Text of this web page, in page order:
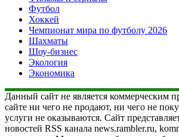
Футбол
Хоккей
Чемпионат мира по футболу 2026
Шахматы
Шоу-бизнес
Экология
Экономика
Данный сайт не является коммерческим
сайте ни чего не продают, ни чего не
услуги не оказываются. Сайт
новостей RSS канала news.rambler.ru,